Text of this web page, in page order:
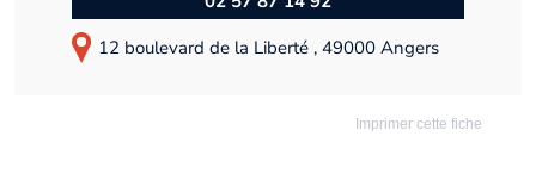
12 boulevard de la Liberté , 49000 Angers
Imprimer cette fiche